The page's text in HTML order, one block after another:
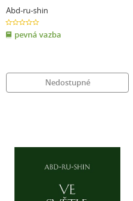
Abd-ru-shin
0.0
z
5
hvězdiček
pevná vazba
Nedostupné